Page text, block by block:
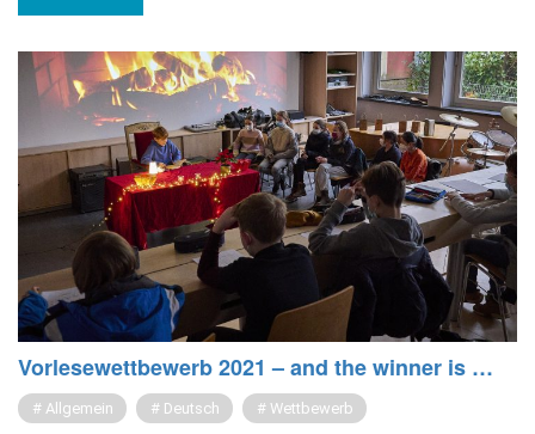
Vor­le­se­wett­be­werb 2021 – and the win­ner is …
Allgemein Deutsch Wettbewerb